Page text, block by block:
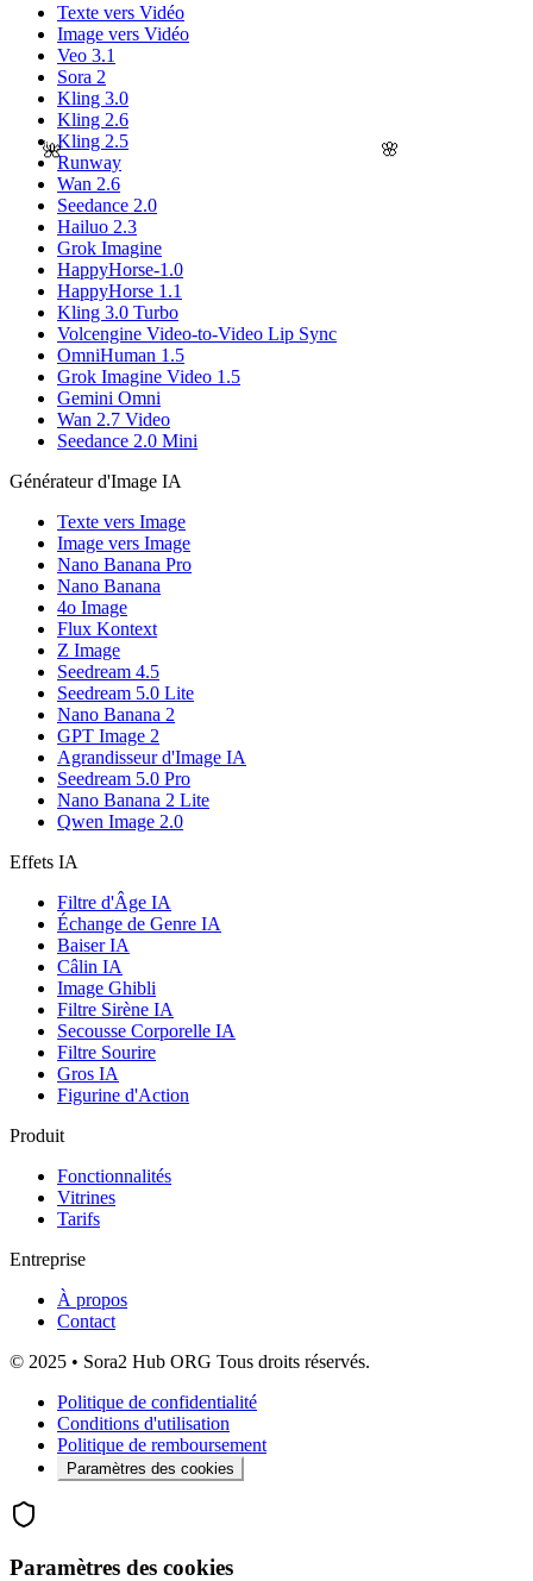
🌺 🌸
Texte vers Vidéo
Image vers Vidéo
Veo 3.1
Sora 2
Kling 3.0
Kling 2.6
Kling 2.5
Runway
Wan 2.6
Seedance 2.0
Hailuo 2.3
Grok Imagine
HappyHorse-1.0
HappyHorse 1.1
Kling 3.0 Turbo
Volcengine Video-to-Video Lip Sync
OmniHuman 1.5
Grok Imagine Video 1.5
Gemini Omni
Wan 2.7 Video
Seedance 2.0 Mini
Générateur d'Image IA
Texte vers Image
Image vers Image
Nano Banana Pro
Nano Banana
4o Image
Flux Kontext
Z Image
Seedream 4.5
Seedream 5.0 Lite
Nano Banana 2
GPT Image 2
Agrandisseur d'Image IA
Seedream 5.0 Pro
Nano Banana 2 Lite
Qwen Image 2.0
Effets IA
Filtre d'Âge IA
Échange de Genre IA
Baiser IA
Câlin IA
Image Ghibli
Filtre Sirène IA
Secousse Corporelle IA
Filtre Sourire
Gros IA
Figurine d'Action
Produit
Fonctionnalités
Vitrines
Tarifs
Entreprise
À propos
Contact
© 2025 • Sora2 Hub ORG Tous droits réservés.
Politique de confidentialité
Conditions d'utilisation
Politique de remboursement
Paramètres des cookies
Paramètres des cookies